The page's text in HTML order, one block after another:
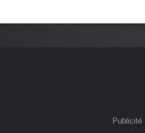
Publicité